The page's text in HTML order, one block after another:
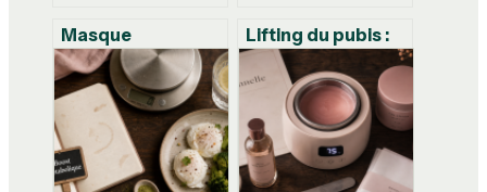
Masque
raffermissant au
collagène coréen :
3 critères pour
éviter les achats
inutiles
Lifting du pubis :
résultats,
cicatrices et
étapes clés de la
récupération